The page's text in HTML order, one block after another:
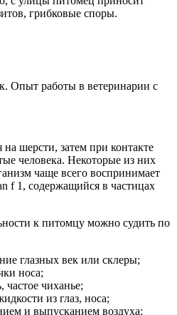
грибковые споры.
Опыт работы в ветеринарии с
шерсти, затем при контакте
человека. Некоторые из них
чаще всего воспринимает
f 1, содержащийся в частицах
к питомцу можно судить по
глазных век или склеры;
носа;
частое чиханье;
из глаз, носа;
и выпусканием воздуха;